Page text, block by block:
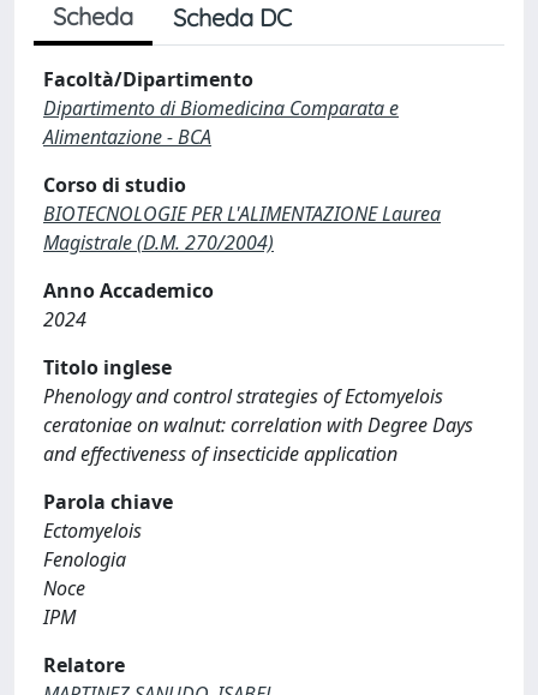
Scheda Scheda DC
Facoltà/Dipartimento
Dipartimento di Biomedicina Comparata e
Alimentazione - BCA
Corso di studio
BIOTECNOLOGIE PER L'ALIMENTAZIONE Laurea
Magistrale (D.M. 270/2004)
Anno Accademico
2024
Titolo inglese
Phenology and control strategies of Ectomyelois
ceratoniae on walnut: correlation with Degree Days
and effectiveness of insecticide application
Parola chiave
Ectomyelois
Fenologia
Noce
IPM
Relatore